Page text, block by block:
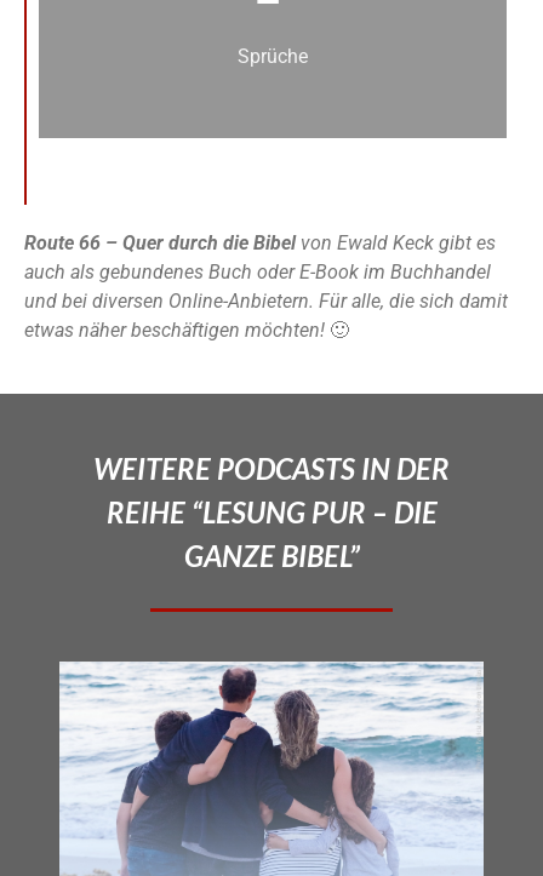
Sprüche
Route 66 – Quer durch die Bibel von Ewald Keck gibt es
auch als gebundenes Buch oder E-Book im Buchhandel
und bei diversen Online-Anbietern. Für alle, die sich damit
etwas näher beschäftigen möchten! 🙂
WEITERE PODCASTS IN DER
REIHE “LESUNG PUR – DIE
GANZE BIBEL”